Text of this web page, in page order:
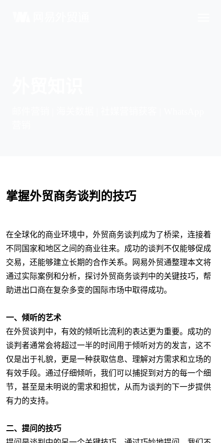
掌握外贸商务谈判的技巧
在全球化的商业环境中，外贸商务谈判成为了桥梁，连接着
不同国家和地区之间的商业往来。成功的谈判不仅能够促成
交易，还能够建立长期的合作关系。网易外贸通整理本文将
通过实际案例和分析，探讨外贸商务谈判中的关键技巧，帮
助进出口商在复杂多变的国际市场中取得成功。
一、倾听的艺术
在外贸谈判中，有效的倾听比流利的表达更为重要。成功的
谈判者通常会将超过一半的时间用于倾听对方的发言，这不
仅是出于礼貌，更是一种获取信息、理解对方需求和立场的
有效手段。通过仔细倾听，我们可以捕捉到对方的每一个细
节，甚至是未明说的需求和担忧，从而为谈判的下一步提供
有力的支持。
二、提问的技巧